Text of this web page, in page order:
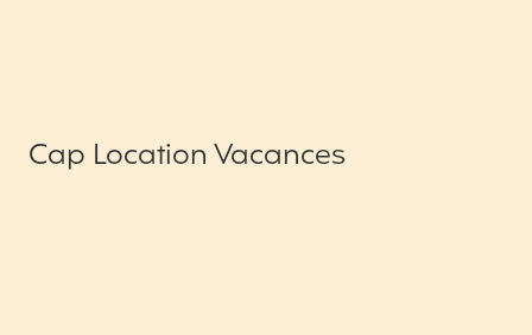
Cap Location Vacances